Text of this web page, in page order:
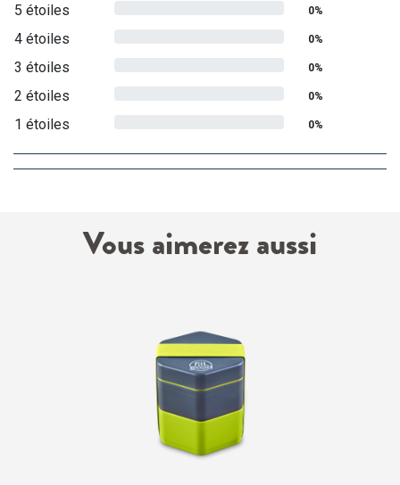
5 étoiles 0%
4 étoiles 0%
3 étoiles 0%
2 étoiles 0%
1 étoiles 0%
Vous aimerez aussi